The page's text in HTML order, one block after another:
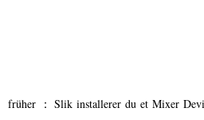
früher ： Slik installerer du et Mixer